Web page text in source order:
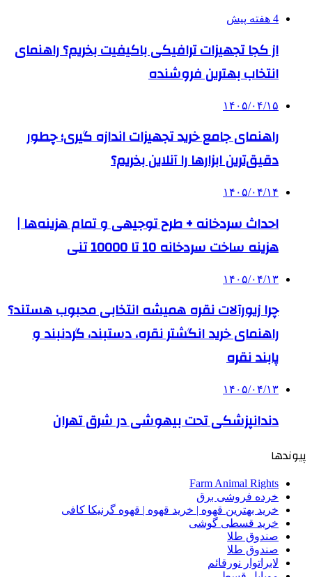
4 هفته پیش
از کجا تجهیزات ترافیکی باکیفیت بخریم؟ راهنمای
انتخاب بهترین فروشنده
۱۴۰۵/۰۴/۱۵
راهنمای جامع خرید تجهیزات اندازه گیری؛ چطور
دقیق‌ترین ابزارها را آنلاین بخریم؟
۱۴۰۵/۰۴/۱۴
احداث سردخانه + طرح توجیهی و تمام هزینه‌ها |
هزینه ساخت سردخانه 10 تا 10000 تنی
۱۴۰۵/۰۴/۱۳
چرا زیورآلات نقره همیشه انتخابی محبوب هستند؟
راهنمای خرید انگشتر نقره، دستبند، گردنبند و
پابند نقره
۱۴۰۵/۰۴/۱۳
دندانپزشکی تحت بیهوشی در شرق تهران
پیوندها
Farm Animal Rights
خرده فروشی برق
خرید بهترین قهوه | خرید قهوه | قهوه گرنیکا کافی
خرید قسطی گوشی
صندوق طلا
صندوق طلا
لابراتوار نورقائم